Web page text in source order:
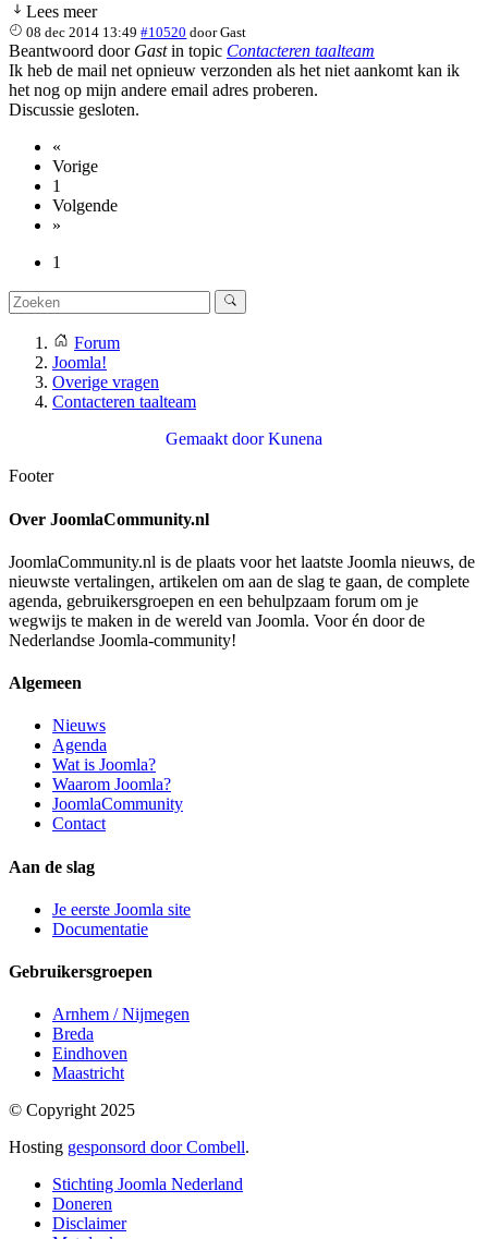
Lees meer
08 dec 2014 13:49 #10520 doorGast
Beantwoord door Gastin topic Contacteren taalteam
Ik heb de mail net opnieuw verzonden als het niet aankomt kan ik
het nog op mijn andere email adres proberen.
Discussie gesloten.
«
Vorige
1
Volgende
»
1
Forum
Joomla!
Overige vragen
Contacteren taalteam
Gemaakt doorKunena
Footer
Over JoomlaCommunity.nl
JoomlaCommunity.nl is de plaats voor het laatste Joomla nieuws, de
nieuwste vertalingen, artikelen om aan de slag te gaan, de complete
agenda, gebruikersgroepen en een behulpzaam forum om je
wegwijs te maken in de wereld van Joomla. Voor én door de
Nederlandse Joomla-community!
Algemeen
Nieuws
Agenda
Wat is Joomla?
Waarom Joomla?
JoomlaCommunity
Contact
Aan de slag
Je eerste Joomla site
Documentatie
Gebruikersgroepen
Arnhem / Nijmegen
Breda
Eindhoven
Maastricht
© Copyright 2025
Hosting gesponsord door Combell.
Stichting Joomla Nederland
Doneren
Disclaimer